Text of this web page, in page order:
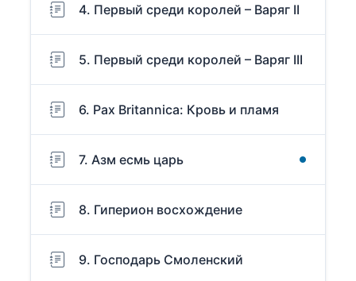
4. Первый среди королей – Варяг II
5. Первый среди королей – Варяг III
6. Pax Britannica: Кровь и пламя
7. Азм есмь царь
8. Гиперион восхождение
9. Господарь Смоленский